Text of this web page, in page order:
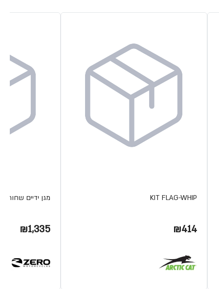
KIT FLAG-WHIP
₪414
מגן ידיים שחור FX 19
₪1,335